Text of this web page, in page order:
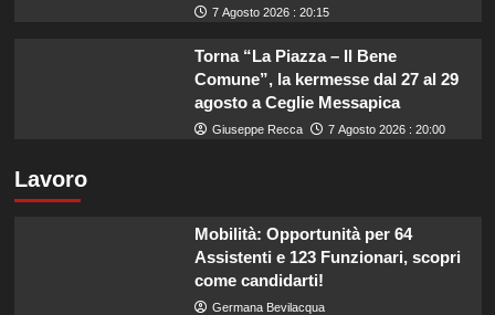
7 Agosto 2026 : 20:15
Torna “La Piazza – Il Bene
Comune”, la kermesse dal 27 al 29
agosto a Ceglie Messapica
Giuseppe Recca 7 Agosto 2026 : 20:00
Lavoro
Mobilità: Opportunità per 64
Assistenti e 123 Funzionari, scopri
come candidarti!
Germana Bevilacqua